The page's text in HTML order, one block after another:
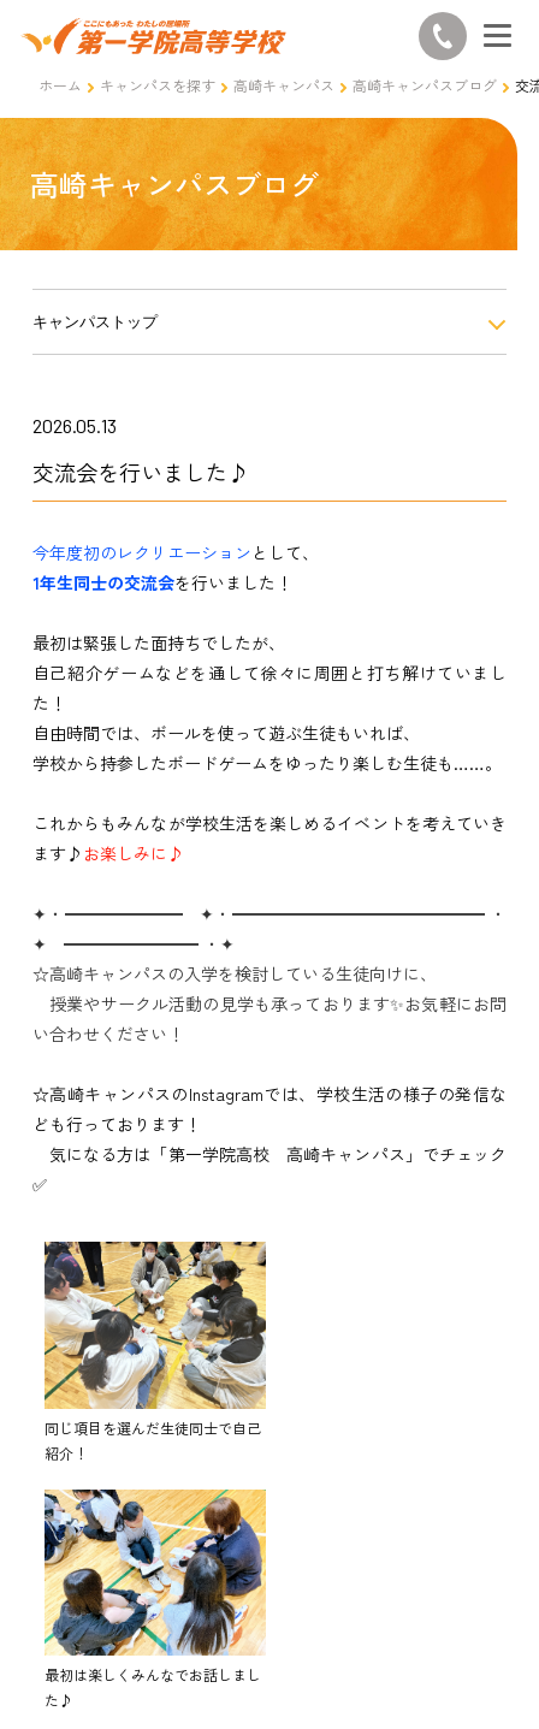
ホーム キャンパスを探す 高崎キャンパス 高崎キャンパスブログ 交
高崎キャンパスブログ
キャンパストップ
2026.05.13
交流会を行いました♪
今年度初のレクリエーション として、
1年生同士の交流会を行いました！
最初は緊張した面持ちでしたが、
自己紹介ゲームなどを通して徐々に周囲と打ち解けていまし
た！
自由時間では、ボールを使って遊ぶ生徒もいれば、
学校から持参したボードゲームをゆったり楽しむ生徒も……。
これからもみんなが学校生活を楽しめるイベントを考えていき
ます♪ お楽しみに♪
✦・━━━━━━━ ✦・━━━━━━━━━━━━━━━ ・
✦ ━━━━━━━━ ・✦⁡
☆高崎キャンパスの入学を検討している生徒向けに、
授業やサークル活動の見学も承っております✨お気軽にお問
い合わせください！
☆高崎キャンパスのInstagramでは、学校生活の様子の発信な
ども行っております！
気になる方は「第一学院高校 高崎キャンパス」でチェック
✅
同じ項目を選んだ生徒同士で自己
紹介！
最初は楽しくみんなでお話しまし
た♪